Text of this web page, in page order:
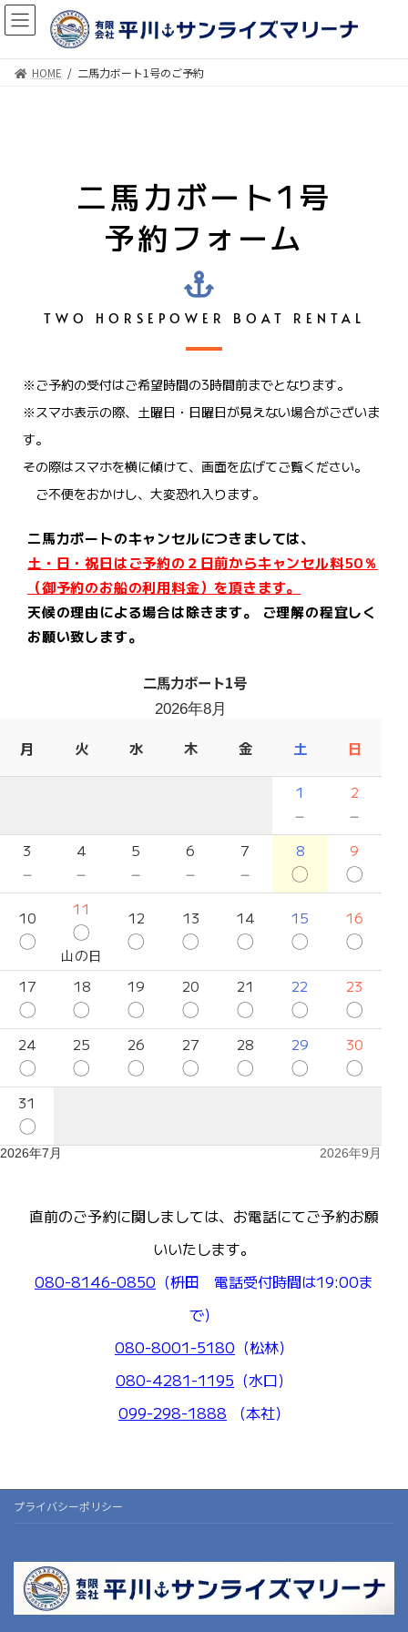
HOME 二馬力ボート1号のご予約
二馬力ボート1号
予約フォーム
TWO HORSEPOWER BOAT RENTAL
※ご予約の受付はご希望時間の3時間前までとなります。
※スマホ表示の際、土曜日・日曜日が見えない場合がございま
す。
その際はスマホを横に傾けて、画面を広げてご覧ください。
ご不便をおかけし、大変恐れ入ります。
二馬力ボートのキャンセルにつきましては、
土・日・祝日はご予約の２日前からキャンセル料50％
（御予約のお船の利用料金）を頂きます。
天候の理由による場合は除きます。 ご理解の程宜しく
お願い致します。
二馬力ボート1号
2026年8月
月 火 水 木 金 土 日
1
－
2
－
3
－
4
－
5
－
6
－
7
－
8
〇
9
〇
10
〇
11
〇
山の日
12
〇
13
〇
14
〇
15
〇
16
〇
17
〇
18
〇
19
〇
20
〇
21
〇
22
〇
23
〇
24
〇
25
〇
26
〇
27
〇
28
〇
29
〇
30
〇
31
〇
2026年7月 2026年9月
直前のご予約に関しましては、お電話にてご予約お願
いいたします。
080-8146-0850 （枡田 電話受付時間は19:00ま
で）
080-8001-5180 （松林）
080-4281-1195 （水口）
099-298-1888 （本社）
プライバシーポリシー